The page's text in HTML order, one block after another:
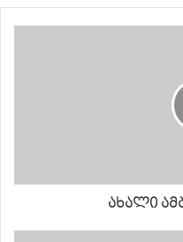
ახალი